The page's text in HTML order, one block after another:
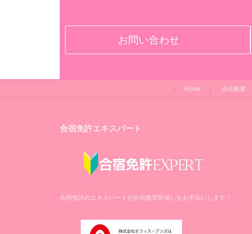
お問い合わせ
Home 会社概要
合宿免許エキスパート
合宿免許のエキスパートが合宿教習所探しをお手伝いします！